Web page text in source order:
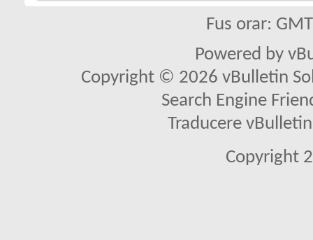
Fus orar:
Powered by
Copyright © 2026 vBulletin
Search Engine
Traducere
Copyright